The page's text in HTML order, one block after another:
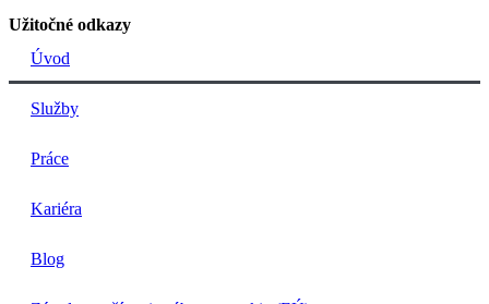
Užitočné odkazy
Úvod
Služby
Práce
Kariéra
Blog